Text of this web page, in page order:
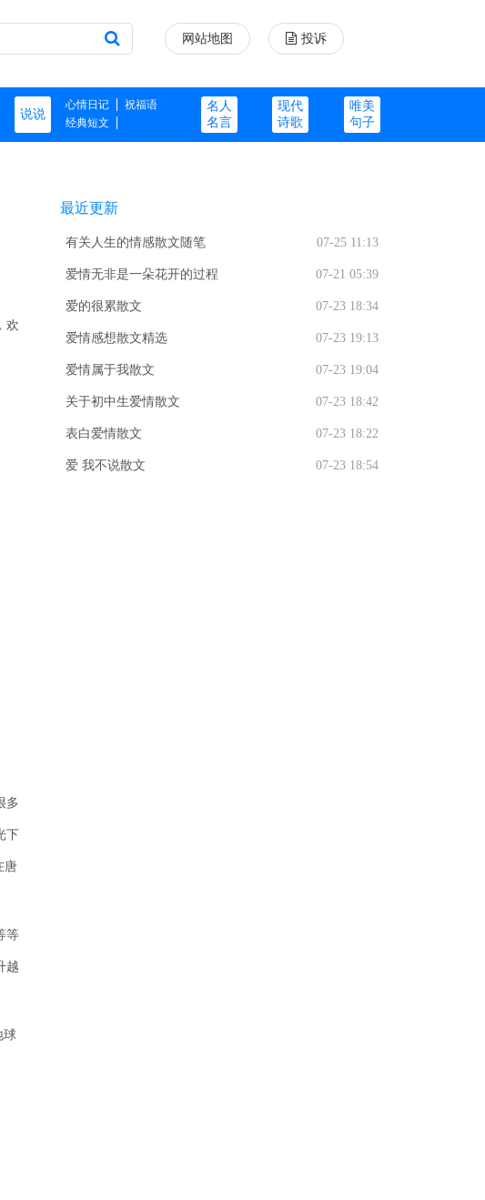
网站地图 投诉
说说
心情日记
祝福语
经典短文
名人
名言
现代
诗歌
唯美
句子
欢
多
下
唐
等
越
球
最近更新
有关人生的情感散文随笔 07-25 11:13
爱情无非是一朵花开的过程 07-21 05:39
爱的很累散文 07-23 18:34
爱情感想散文精选 07-23 19:13
爱情属于我散文 07-23 19:04
关于初中生爱情散文 07-23 18:42
表白爱情散文 07-23 18:22
爱 我不说散文 07-23 18:54